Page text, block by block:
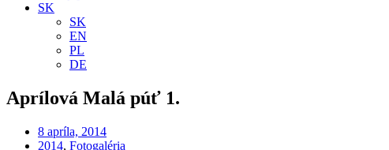
SK
SK
EN
PL
DE
Aprílová Malá púť 1.
8 apríla, 2014
2014, Fotogaléria